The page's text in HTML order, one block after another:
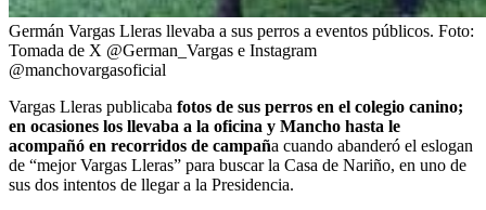
Germán Vargas Lleras llevaba a sus perros a eventos públicos. Foto:
Tomada de X @German_Vargas e Instagram
@manchovargasoficial
Vargas Lleras publicaba fotos de sus perros en el colegio canino;
en ocasiones los llevaba a la oficina y Mancho hasta le
acompañó en recorridos de campaña cuando abanderó el eslogan
de “mejor Vargas Lleras” para buscar la Casa de Nariño, en uno de
sus dos intentos de llegar a la Presidencia.